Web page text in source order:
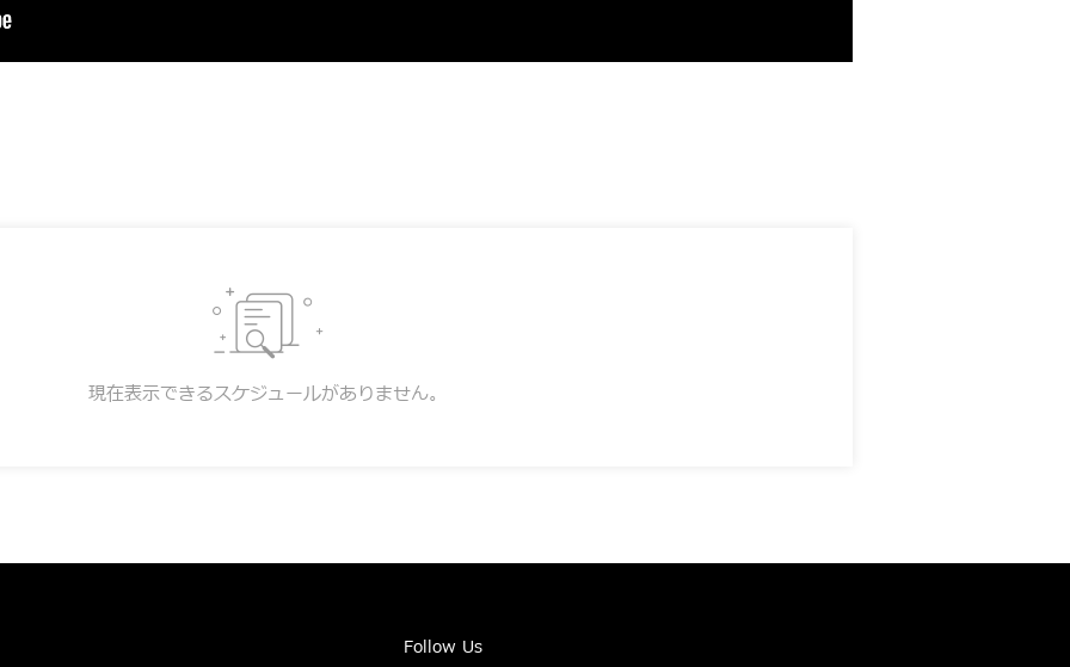
現在表示できるスケジュールがありません。
Follow Us